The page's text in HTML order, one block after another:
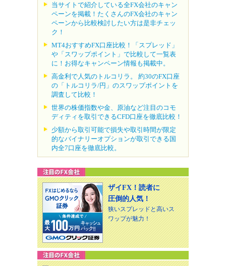
当サイトで紹介している全FX会社のキャン
ペーンを掲載！たくさんのFX会社のキャン
ペーンから比較検討したい方は是非チェッ
ク！
MT4おすすめFX口座比較！「スプレッド」
や「スワップポイント」で比較して一覧表
に！お得なキャンペーン情報も掲載中。
高金利で人気のトルコリラ。 約30のFX口座
の「トルコリラ/円」のスワップポイントを
調査して比較！
世界の株価指数や金、原油など注目のコモ
ディティを取引できるCFD口座を徹底比較！
少額から取引可能で損失や取引時間が限定
的なバイナリーオプションが取引できる国
内全7口座を徹底比較。
ザイFX！読者に
圧倒的人気！
狭いスプレッドと高いス
ワップが魅力！